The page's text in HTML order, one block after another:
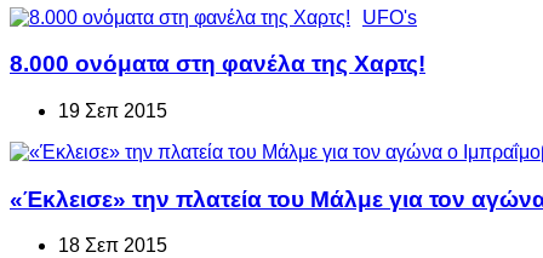
UFO's
8.000 ονόματα στη φανέλα της Χαρτς!
19 Σεπ 2015
«Έκλεισε» την πλατεία του Μάλμε για τον
18 Σεπ 2015